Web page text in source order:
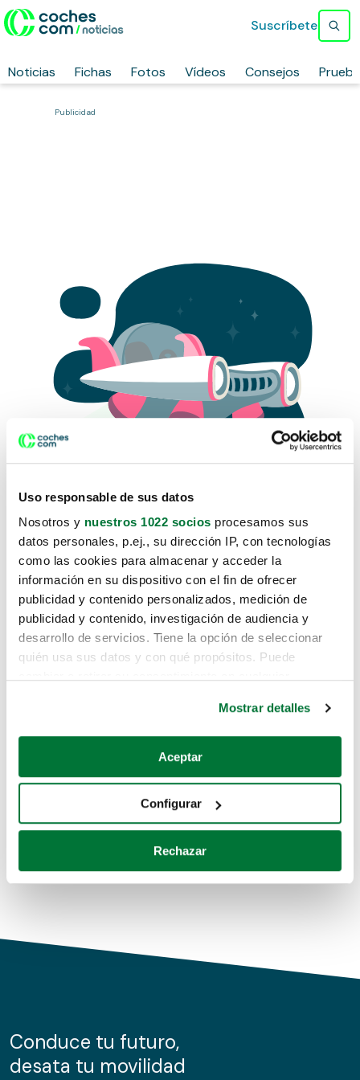
Uso responsable de sus datos
Nosotros y nuestros 1022 socios procesamos sus
datos personales, p.ej., su dirección IP, con tecnologías
como las cookies para almacenar y acceder la
información en su dispositivo con el fin de ofrecer
publicidad y contenido personalizados, medición de
publicidad y contenido, investigación de audiencia y
desarrollo de servicios. Tiene la opción de seleccionar
quién usa sus datos y con qué propósitos. Puede
Si lo permite, también quisiéramos:
Recopilar información sobre su ubicación geográfica
Identificar su dispositivo analizándolo activamente
para buscar características específicas (huellas
Obtenga más información sobre cómo se procesan sus
de cookies.
información sobre el uso que haga del sitio web con
nuestros partners de redes sociales, publicidad y análisis
Mostrar detalles
Aceptar
Configurar
Rechazar
Noticias Fichas Fotos Vídeos Consejos
Suscríbete
Publicidad
Lo sentimos, no sabemos como
te hemos traido hasta aquí.
Pero puedes encontrar el coche que estás
buscando en alguno de estos enlaces:
Coches de segunda mano
Coches de km0
Conduce tu futuro,
desata tu movilidad